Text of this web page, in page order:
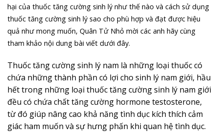
hại của thuốc tăng cường sinh lý như thế nào và cách sử dụng
thuốc tăng cường sinh lý sao cho phù hợp và đạt được hiệu
quả như mong muốn, Quân Tử Nhỏ mời các anh hãy cùng
tham khảo nội dung bài viết dưới đây.
Thuốc tăng cường sinh lý nam là những loại thuốc có
chứa những thành phần có lợi cho sinh lý nam giới, hầu
hết trong những loại thuốc tăng cường sinh lý nam giới
đều có chứa chất tăng cường hormone testosterone,
từ đó giúp nâng cao khả năng tình dục kích thích cảm
giác ham muốn và sự hưng phấn khi quan hệ tình dục.